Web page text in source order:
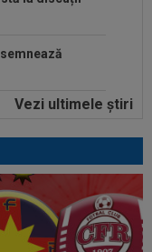
pe românul
Tromso 0-2,
despre
Vezi ultimele ştiri